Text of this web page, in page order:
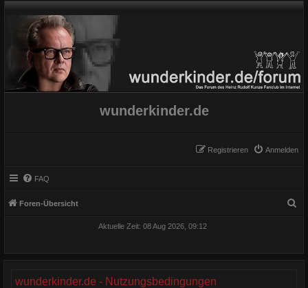
wunderkinder.de
Anmelden
Registrieren
FAQ
Foren-Übersicht
Aktuelle Zeit: 08 Aug 2026, 09:12
wunderkinder.de - Nutzungsbedingungen